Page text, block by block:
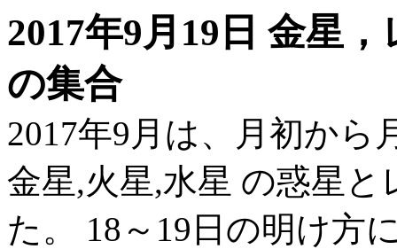
2017年9月19日 金星
の集合
2017年9月は、月初から
金星,火星,水星 の惑星
た。 18～19日の明け方